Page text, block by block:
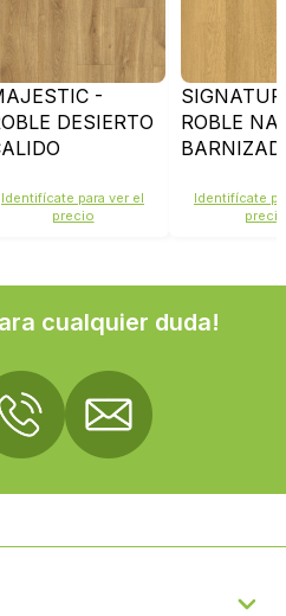
-
DESIERTO
MJ3551
Identifícate para ver el
precio
ROBLE
Identifícate
precio
cualquier duda!